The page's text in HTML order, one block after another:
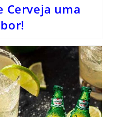
Cerveja uma